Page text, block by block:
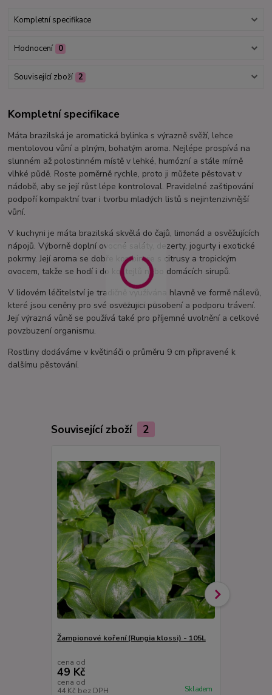
Kompletní specifikace
Hodnocení 0
Související zboží 2
Kompletní specifikace
Máta brazilská je aromatická bylinka s výrazně svěží, lehce
mentolovou vůní a plným, bohatým aroma. Nejlépe prospívá na
slunném až polostinném místě v lehké, humózní a stále mírně
vlhké půdě. Roste poměrně rychle, proto ji můžete pěstovat v
nádobě, aby se její růst lépe kontroloval. Pravidelné zaštipování
podpoří kompaktní tvar i tvorbu mladých listů s nejintenzivnější
vůní.
V kuchyni je máta brazilská skvělá do čajů, limonád a osvěžujících
nápojů. Výborně doplní ovocné saláty, dezerty, jogurty i exotické
pokrmy. Její aroma se dobře kombinuje s citrusy a tropickým
ovocem, takže se hodí i do koktejlů nebo domácích sirupů.
V lidovém léčitelství je tradičně využívána hlavně ve formě nálevů,
které jsou ceněny pro své osvěžující působení a podporu trávení.
Její výrazná vůně se používá také pro příjemné uvolnění a celkové
povzbuzení organismu.
Rostliny dodáváme v květináči o průměru 9 cm připravené k
dalšímu pěstování.
Související zboží 2
Žampionové koření (Rungia klossi) - 105L
cena od
49 Kč
cena od
44 Kč bez DPH Skladem